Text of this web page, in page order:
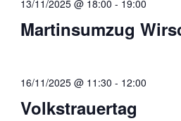
Martinsumzug
13/11/2025 @ 18:00 - 19:00
Volkstrauertag
16/11/2025 @ 11:30 - 12:00